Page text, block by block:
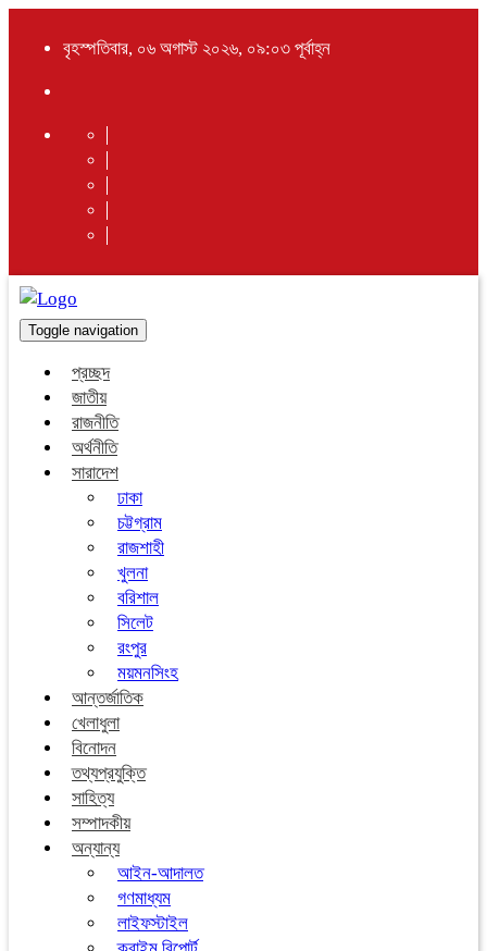
বৃহস্পতিবার, ০৬ অগাস্ট ২০২৬, ০৯:০৩ পূর্বাহ্ন
Toggle navigation
প্রচ্ছদ
জাতীয়
রাজনীতি
অর্থনীতি
সারাদেশ
ঢাকা
চট্টগ্রাম
রাজশাহী
খুলনা
বরিশাল
সিলেট
রংপুর
ময়মনসিংহ
আন্তর্জাতিক
খেলাধুলা
বিনোদন
তথ্যপ্রযুক্তি
সাহিত্য
সম্পাদকীয়
অন্যান্য
আইন-আদালত
গণমাধ্যম
লাইফস্টাইল